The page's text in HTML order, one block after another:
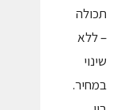
תכולה
– ללא
שינוי
במחיר.